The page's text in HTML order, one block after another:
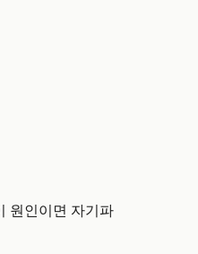
원인이면 자기파